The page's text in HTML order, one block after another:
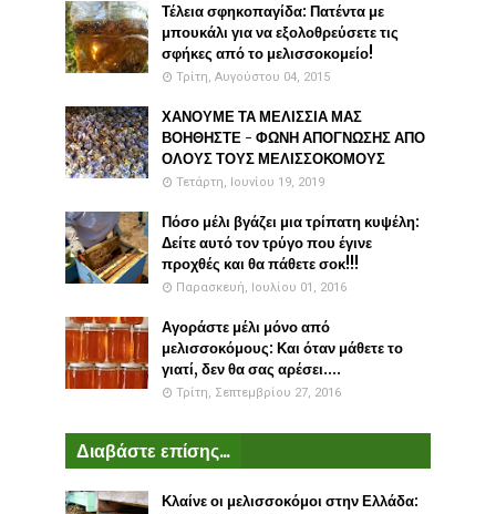
Τέλεια σφηκοπαγίδα: Πατέντα με
μπουκάλι για να εξολοθρεύσετε τις
σφήκες από το μελισσοκομείο!
Τρίτη, Αυγούστου 04, 2015
ΧΑΝΟΥΜΕ ΤΑ ΜΕΛΙΣΣΙΑ ΜΑΣ
ΒΟΗΘΗΣΤΕ - ΦΩΝΗ ΑΠΟΓΝΩΣΗΣ ΑΠΟ
ΟΛΟΥΣ ΤΟΥΣ ΜΕΛΙΣΣΟΚΟΜΟΥΣ
Τετάρτη, Ιουνίου 19, 2019
Πόσο μέλι βγάζει μια τρίπατη κυψέλη:
Δείτε αυτό τον τρύγο που έγινε
προχθές και θα πάθετε σοκ!!!
Παρασκευή, Ιουλίου 01, 2016
Αγοράστε μέλι μόνο από
μελισσοκόμους: Και όταν μάθετε το
γιατί, δεν θα σας αρέσει....
Τρίτη, Σεπτεμβρίου 27, 2016
Διαβάστε επίσης...
Κλαίνε οι μελισσοκόμοι στην Ελλάδα: